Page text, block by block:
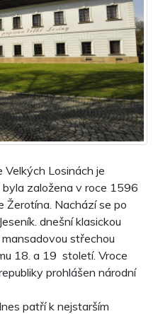
Velkých Losinách je
založena v roce 1596
Žerotína. Nachází se po
dnešní klasickou
střechou
18. a 19 století. Vroce
prohlášen národní
patří k nejstarším